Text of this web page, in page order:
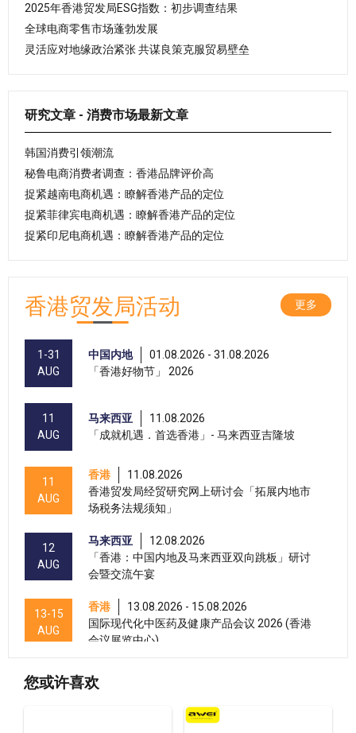
2025年香港贸发局ESG指数：初步调查结果
全球电商零售市场蓬勃发展
灵活应对地缘政治紧张 共谋良策克服贸易壁垒
研究文章 - 消费市场最新文章
韩国消费引领潮流
秘鲁电商消费者调查：香港品牌评价高
捉紧越南电商机遇：瞭解香港产品的定位
捉紧菲律宾电商机遇：瞭解香港产品的定位
捉紧印尼电商机遇：瞭解香港产品的定位
香港贸发局活动 更多
1-31
AUG
中国内地
01.08.2026 - 31.08.2026
「香港好物节」 2026
11
AUG
马来西亚
11.08.2026
「成就机遇．首选香港」- 马来西亚吉隆坡
11
AUG
香港
11.08.2026
香港贸发局经贸研究网上研讨会「拓展内地市
场税务法规须知」
12
AUG
马来西亚
12.08.2026
「香港：中国内地及马来西亚双向跳板」研讨
会暨交流午宴
13-15
AUG
香港
13.08.2026 - 15.08.2026
国际现代化中医药及健康产品会议 2026 (香港
会议展览中心)
13-17
香港
香港贸发局美与健生活博览 2026 (香港会议展
您或许喜欢